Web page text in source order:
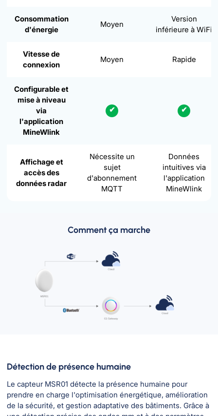
Consommation
d'énergie
Moyen
Version
inférieure à WiFi
Vitesse de
connexion
Moyen Rapide
Configurable et
mise à niveau
via
l'application
MineWlink
✔ ✔
Affichage et
accès des
données radar
Nécessite un
sujet
d'abonnement
MQTT
Données
intuitives via
l'application
MineWlink
Comment ça marche
Détection de présence humaine
Le capteur MSR01 détecte la présence humaine pour
prendre en charge l'optimisation énergétique, amélioration
de la sécurité, et gestion adaptative des bâtiments. Grâce à